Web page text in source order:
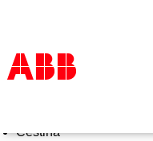
Products & Solutions
Čeština